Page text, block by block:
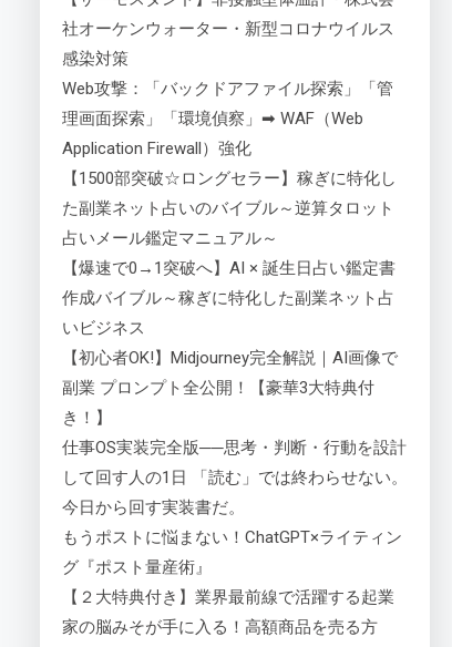
社オーケンウォーター・新型コロナウイルス
感染対策
Web攻撃：「バックドアファイル探索」「管
理画面探索」「環境偵察」➡ WAF（Web
Application Firewall）強化
【1500部突破☆ロングセラー】稼ぎに特化し
た副業ネット占いのバイブル～逆算タロット
占いメール鑑定マニュアル～
【爆速で0→1突破へ】AI × 誕生日占い鑑定書
作成バイブル～稼ぎに特化した副業ネット占
いビジネス
【初心者OK!】Midjourney完全解説｜AI画像で
副業 プロンプト全公開！【豪華3大特典付
き！】
仕事OS実装完全版──思考・判断・行動を設計
して回す人の1日 「読む」では終わらせない。
今日から回す実装書だ。
もうポストに悩まない！ChatGPT×ライティン
グ『ポスト量産術』
【２大特典付き】業界最前線で活躍する起業
家の脳みそが手に入る！高額商品を売る方